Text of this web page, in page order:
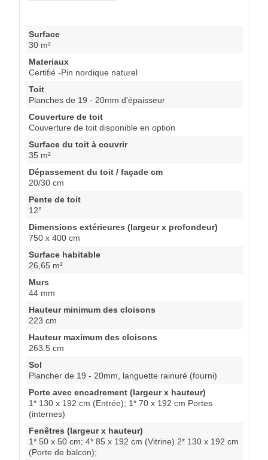
Surface
30 m²
Materiaux
Certifié -Pin nordique naturel
Toit
Planches de 19 - 20mm d'épaisseur
Couverture de toit
Couverture de toit disponible en option
Surface du toit à couvrir
35 m²
Dépassement du toit / façade cm
20/30 cm
Pente de toit
12°
Dimensions extérieures (largeur x profondeur)
750 x 400 cm
Surface habitable
26,65 m²
Murs
44 mm
Hauteur minimum des cloisons
223 cm
Hauteur maximum des cloisons
263.5 cm
Sol
Plancher de 19 - 20mm, languette rainuré (fourni)
Porte avec encadrement (largeur x hauteur)
1* 130 x 192 cm (Entrée); 1* 70 x 192 cm Portes
(internes)
Fenêtres (largeur x hauteur)
1* 50 x 50 cm; 4* 85 x 192 cm (Vitrine) 2* 130 x 192 cm
(Porte de balcon);